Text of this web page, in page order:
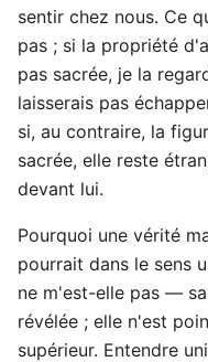
sentir chez nous. Ce
pas ; si la propriété
pas sacrée, je la
laisserais pas
si, au contraire, la
sacrée, elle reste
devant lui.
Pourquoi une vérité
pourrait dans le sens
ne m'est-elle pas —
révélée ; elle n'est
supérieur. Entendre